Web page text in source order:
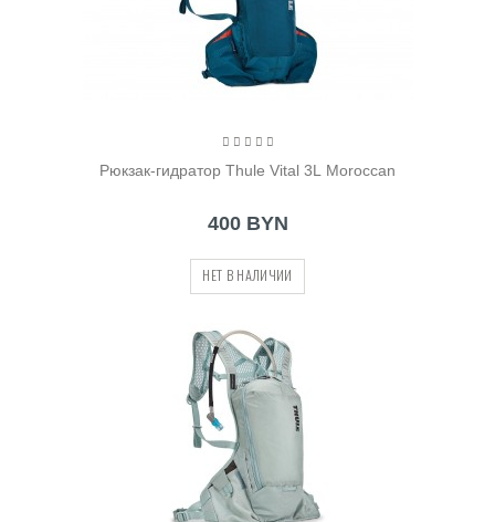
Рюкзак-гидратор Thule Vital 3L Moroccan
400 BYN
НЕТ В НАЛИЧИИ